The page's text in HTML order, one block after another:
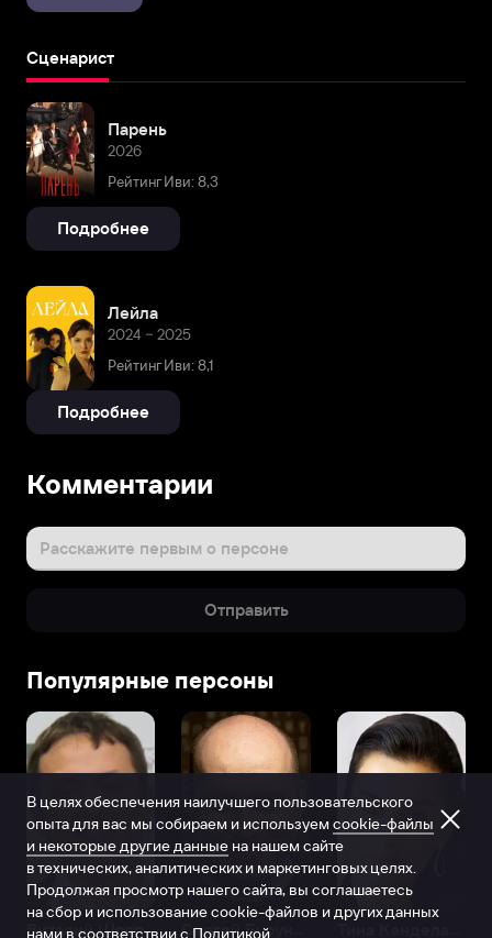
Сценарист
Парень
2026
Рейтинг Иви: 8,3
Подробнее
Лейла
2024 – 2025
Рейтинг Иви: 8,1
Подробнее
Комментарии
Расскажите первым о персоне
Отправить
Популярные персоны
Виталий Шляппо
В целях обеспечения наилучшего пользовательского
опыта для вас мы собираем и используем cookie-файлы
и некоторые другие данные на нашем сайте
в технических, аналитических и маркетинговых целях.
Продолжая просмотр нашего сайта, вы соглашаетесь
на сбор и использование cookie-файлов и других данных
нами в соответствии с Политикой